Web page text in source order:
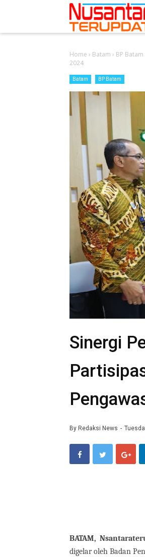
Home › Batam › BP Batam
2024
Batam BP Batam
Sinergi
By Redaksi News
BATAM,
digelar oleh Badan